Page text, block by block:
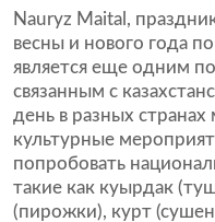
Nauryz Maital,
весны и нового года
является еще одним
связанным с
день в разных
культурные
попробовать
такие как куырдак
(пирожки), курт